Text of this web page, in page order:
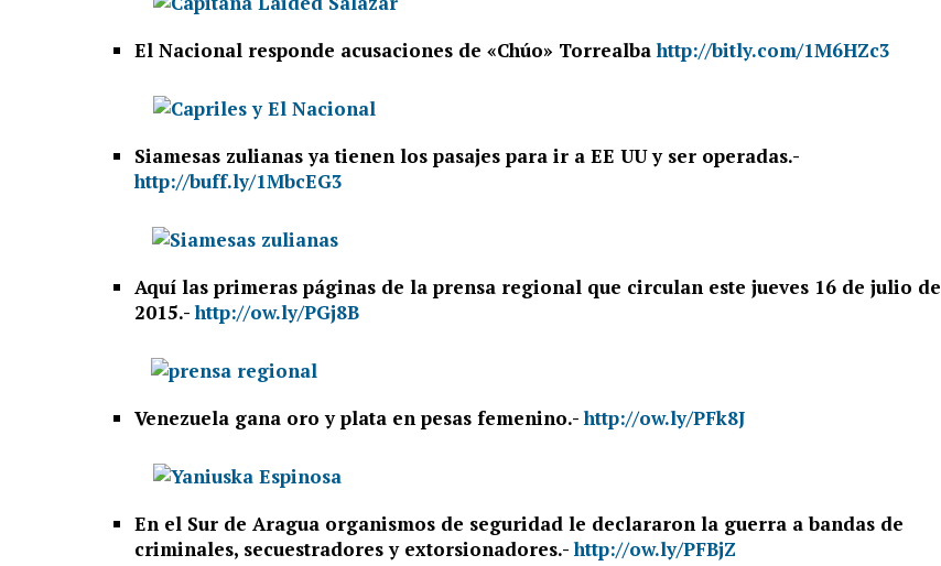
El Nacional responde acusaciones de «Chúo» Torrealbahttp://bitly.com/1M6HZc3
Siamesas zulianas ya tienen los pasajes para ir a EE UU y ser operadas.-
http://buff.ly/1MbcEG3
Aquí las primeras páginas de la prensa regional que circulan este jueves 16 de julio de
2015.-http://ow.ly/PGj8B
Venezuela gana oro y plata en pesas femenino.-http://ow.ly/PFk8J
En el Sur de Aragua organismos de seguridad le declararon la guerra a bandas de
criminales, secuestradores y extorsionadores.-http://ow.ly/PFBjZ